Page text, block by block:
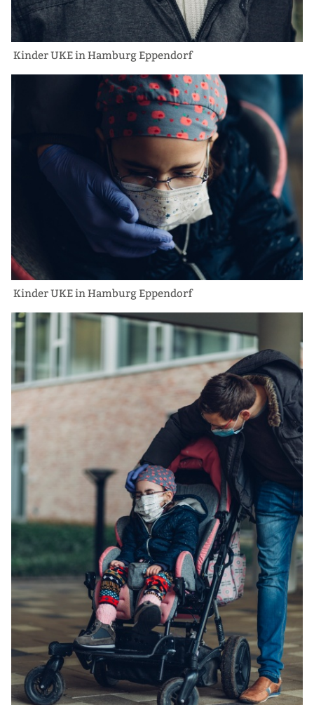
Kinder UKE in Hamburg Eppendorf
Kinder UKE in Hamburg Eppendorf